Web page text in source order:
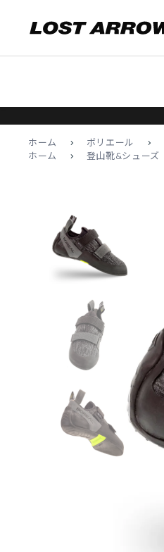
ホーム > ボリエール >
ホーム
> 登山靴&シューズ